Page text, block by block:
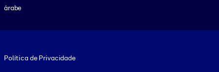
árabe
Política de Privacidade